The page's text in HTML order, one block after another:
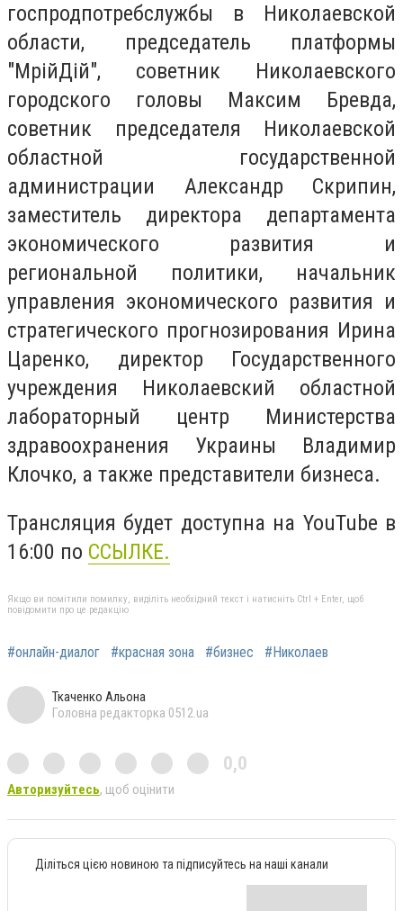
госпродпотребслужбы в Николаевской
области, председатель платформы
"МрійДій", советник Николаевского
городского головы Максим Бревда,
советник председателя Николаевской
областной государственной
администрации Александр Скрипин,
заместитель директора департамента
экономического развития и
региональной политики, начальник
управления экономического развития и
стратегического прогнозирования Ирина
Царенко, директор Государственного
учреждения Николаевский областной
лабораторный центр Министерства
здравоохранения Украины Владимир
Клочко, а также представители бизнеса.
Трансляция будет доступна на YouTube в
16:00 по ССЫЛКЕ.
Якщо ви помітили помилку, виділіть необхідний текст і натисніть Ctrl + Enter, щоб
повідомити про це редакцію
#онлайн-диалог #красная зона #бизнес #Николаев
Ткаченко Альона
Головна редакторка 0512.ua
0,0
Авторизуйтесь, щоб оцінити
Діліться цією новиною та підписуйтесь на наші канали